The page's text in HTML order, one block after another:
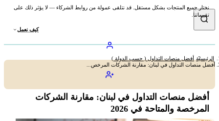
نختار جميع المنتجات بشكل مستقل. قد نتلقى عمولة من روابط الشركاء — لا يؤثر ذلك على
تقييماتنا.
كيف نعمل
الرئيسية أفضل منصات التداول ( حسب الدولة )
أفضل منصات التداول في لبنان: مقارنة الشركات المرخص...
أفضل منصات التداول في لبنان: مقارنة الشركات
المرخصة والمتاحة في 2026